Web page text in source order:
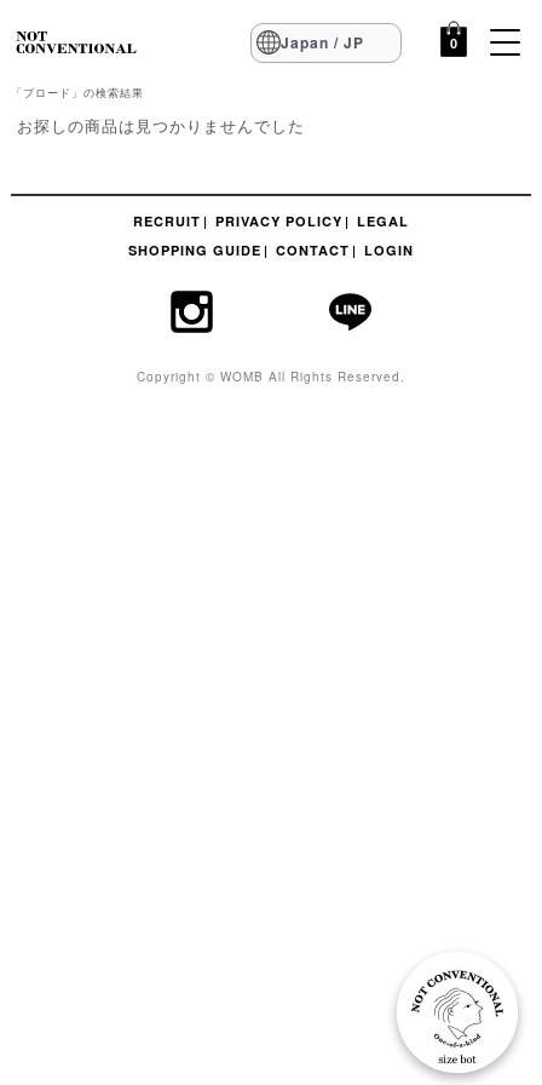
Japan / JP 0
「ブロード」の検索結果
お探しの商品は見つかりませんでした
RECRUIT PRIVACY POLICY
LEGAL
SHOPPING GUIDE
CONTACT LOGIN
Copyright © WOMB All Rights Reserved.